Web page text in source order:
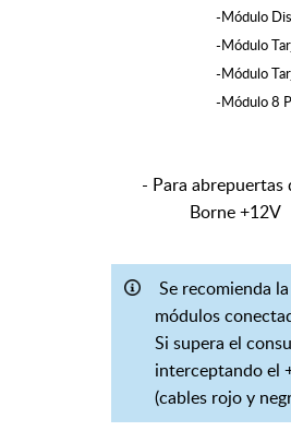
-Módulo
-Módulo
-Módulo
-Módulo 8
- Para abrepuertas
Borne +12V
Se recomienda
módulos
Si supera el
interceptando el
(cables rojo y